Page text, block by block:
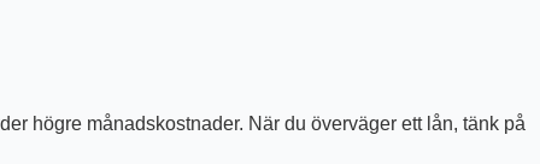
högre månadskostnader. När du överväger ett lån, tänk på